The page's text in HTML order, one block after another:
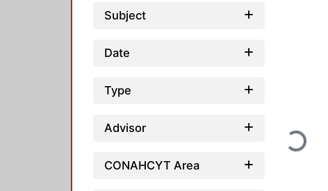
Subject
Date
Type
Advisor
CONAHCYT Area
Loading...